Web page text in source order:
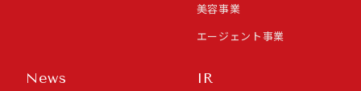
美容事業
エージェント事業
News IR